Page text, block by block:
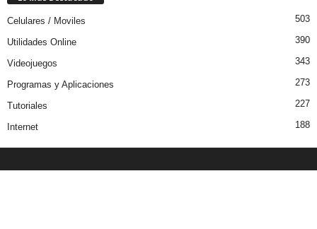
Celulares / Moviles 503
Utilidades Online 390
Videojuegos 343
Programas y Aplicaciones 273
Tutoriales 227
Internet 188